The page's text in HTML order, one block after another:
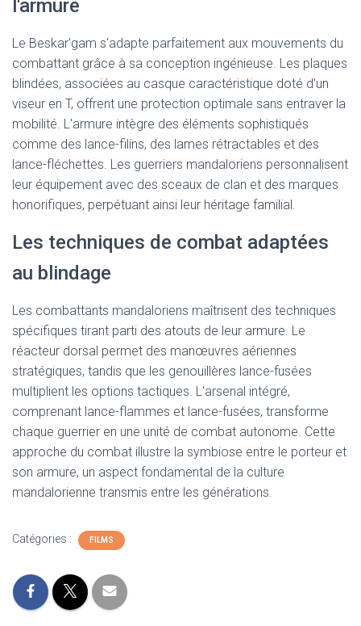
l'armure
Le Beskar'gam s'adapte parfaitement aux mouvements du
combattant grâce à sa conception ingénieuse. Les plaques
blindées, associées au casque caractéristique doté d'un
viseur en T, offrent une protection optimale sans entraver la
mobilité. L'armure intègre des éléments sophistiqués
comme des lance-filins, des lames rétractables et des
lance-fléchettes. Les guerriers mandaloriens personnalisent
leur équipement avec des sceaux de clan et des marques
honorifiques, perpétuant ainsi leur héritage familial.
Les techniques de combat adaptées
au blindage
Les combattants mandaloriens maîtrisent des techniques
spécifiques tirant parti des atouts de leur armure. Le
réacteur dorsal permet des manœuvres aériennes
stratégiques, tandis que les genouillères lance-fusées
multiplient les options tactiques. L'arsenal intégré,
comprenant lance-flammes et lance-fusées, transforme
chaque guerrier en une unité de combat autonome. Cette
approche du combat illustre la symbiose entre le porteur et
son armure, un aspect fondamental de la culture
mandalorienne transmis entre les générations.
Catégories : FILMS